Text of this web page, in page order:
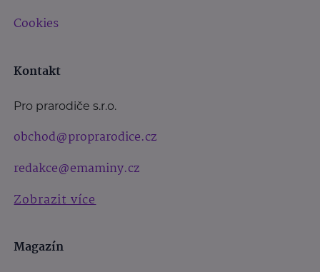
Cookies
Kontakt
Pro prarodiče s.r.o.
obchod@proprarodice.cz
redakce@emaminy.cz
Zobrazit více
Magazín